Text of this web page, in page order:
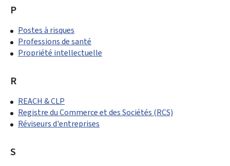
P
Postes à risques
Professions de santé
Propriété intellectuelle
R
REACH & CLP
Registre du Commerce et des Sociétés (RCS)
Réviseurs d'entreprises
S